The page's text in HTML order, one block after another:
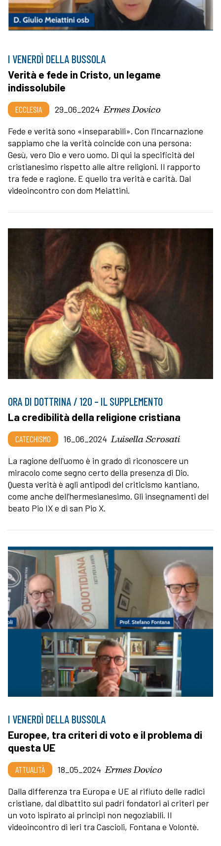
I VENERDÌ DELLA BUSSOLA
Verità e fede in Cristo, un legame
indissolubile
ECCLESIA 29_06_2024 Ermes Dovico
Fede e verità sono «inseparabili». Con l’Incarnazione
sappiamo che la verità coincide con una persona:
Gesù, vero Dio e vero uomo. Di qui la specificità del
cristianesimo rispetto alle altre religioni. Il rapporto
tra fede e ragione. E quello tra verità e carità. Dal
videoincontro con dom Meiattini.
ORA DI DOTTRINA / 120 – IL SUPPLEMENTO
La credibilità della religione cristiana
CATECHISMO 16_06_2024 Luisella Scrosati
La ragione dell'uomo è in grado di riconoscere un
miracolo come segno certo della presenza di Dio.
Questa verità è agli antipodi del criticismo kantiano,
come anche dell’hermesianesimo. Gli insegnamenti del
beato Pio IX e di san Pio X.
I VENERDÌ DELLA BUSSOLA
Europee, tra criteri di voto e il problema di
questa UE
ATTUALITÀ 18_05_2024 Ermes Dovico
Dalla differenza tra Europa e UE al rifiuto delle radici
cristiane, dal dibattito sui padri fondatori ai criteri per
un voto ispirato ai principi non negoziabili. Il
videoincontro di ieri tra Cascioli, Fontana e Volontè.